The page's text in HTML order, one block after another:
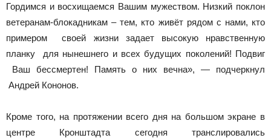
Гордимся и восхищаемся Вашим мужеством. Низкий поклон
ветеранам-блокадникам – тем, кто живёт рядом с нами, кто
примером своей жизни задает высокую нравственную
планку для нынешнего и всех будущих поколений! Подвиг
Ваш бессмертен! Память о них вечна», — подчеркнул
Андрей Кононов.
Кроме того, на протяжении всего дня на большом экране в
центре Кронштадта сегодня транслировались